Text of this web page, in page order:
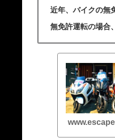
近年、バイクの無
無免許運転の場合